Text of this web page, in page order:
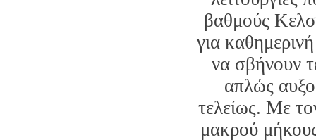
βαθμούς
για
να σβήνουν
απλώς
τελείως. Με
μακρού